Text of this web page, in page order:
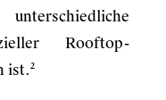
Rooftop-
ist.²